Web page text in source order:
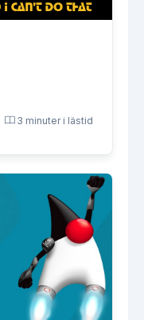
3 minuter i lästid